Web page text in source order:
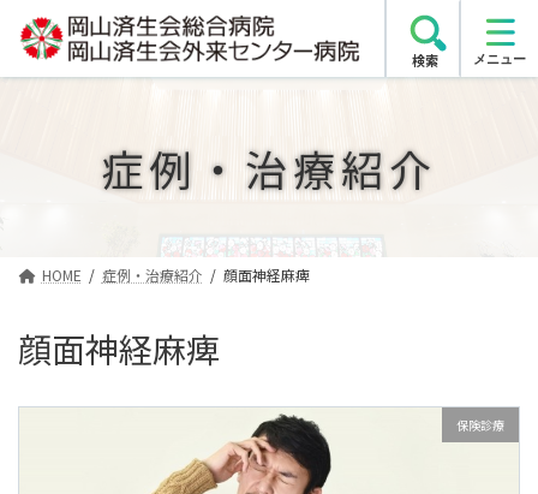
テ
ゲ
症例・治療紹介
HOME 症例・治療紹介 顔面神経麻痺
顔面神経麻痺
保険診療
検索